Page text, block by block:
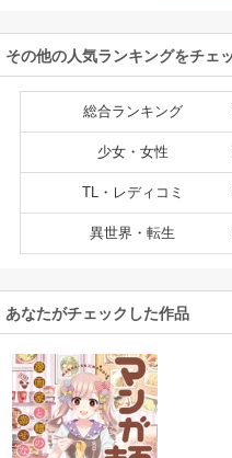
その他の人気ランキングをチェ
総合ランキング
少女・女性
TL・レディコミ
異世界・転生
あなたがチェックした作品